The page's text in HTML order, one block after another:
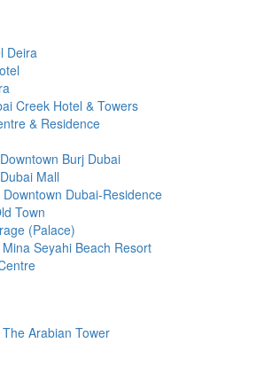
Deira
Creek Hotel & Towers
& Residence
Burj Dubai
Mall
Dubai-Residence
Town
(Palace)
Seyahi Beach Resort
Arabian Tower